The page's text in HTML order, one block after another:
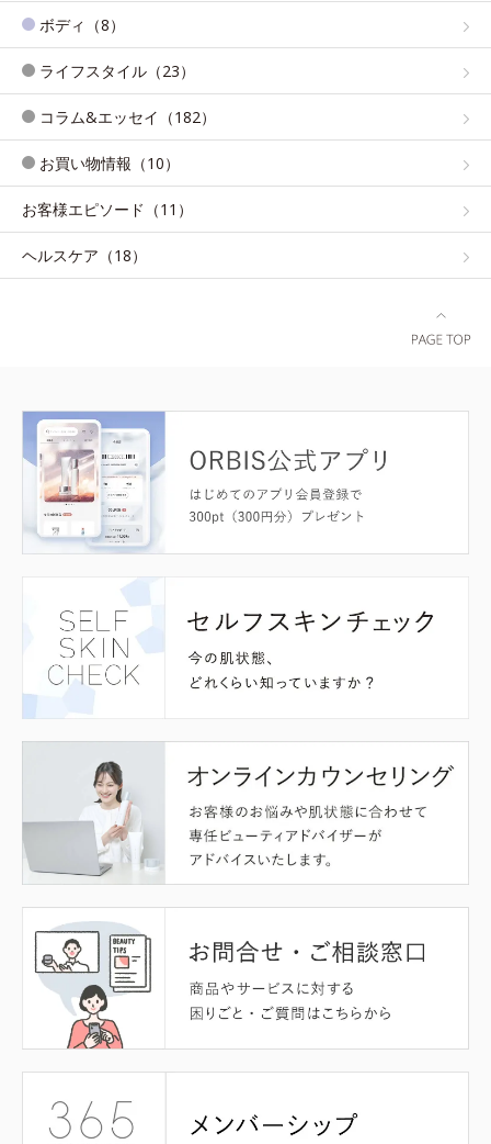
ボディ（8）
ライフスタイル（23）
コラム&エッセイ（182）
お買い物情報（10）
お客様エピソード（11）
ヘルスケア（18）